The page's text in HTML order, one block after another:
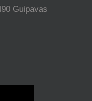
Guipavas